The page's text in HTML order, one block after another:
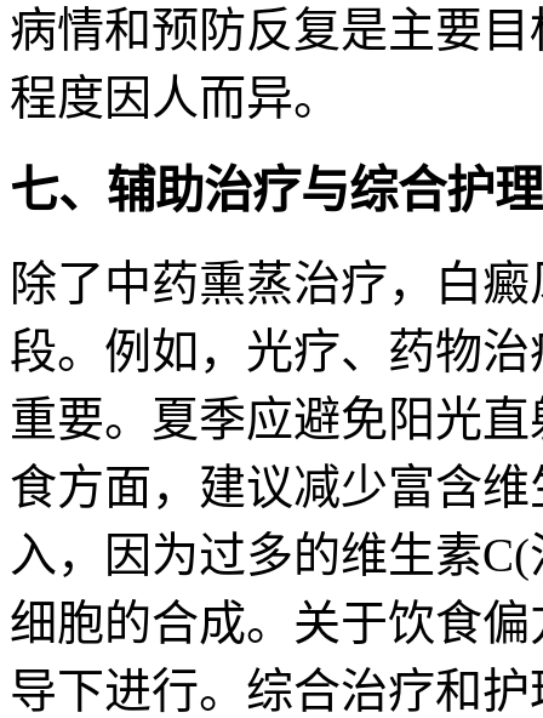
病情和预防反复是主要
程度因人而异。
七、辅助治疗与综合护理
除了中药熏蒸治疗，白
段。例如，光疗、药物
重要。夏季应避免阳光
食方面，建议减少富含
入，因为过多的维生素
细胞的合成。关于饮食
导下进行。综合治疗和